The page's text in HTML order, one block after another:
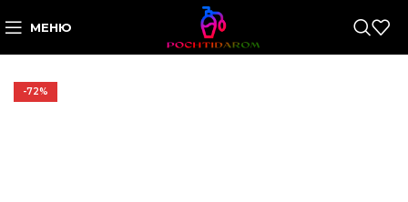
МЕНЮ
-72%